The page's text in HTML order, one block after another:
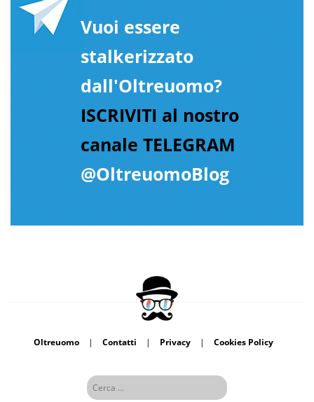
Vuoi essere
stalkerizzato
dall'Oltreuomo?
ISCRIVITI al nostro
canale TELEGRAM
@OltreuomoBlog
Oltreuomo | Contatti | Privacy | Cookies Policy